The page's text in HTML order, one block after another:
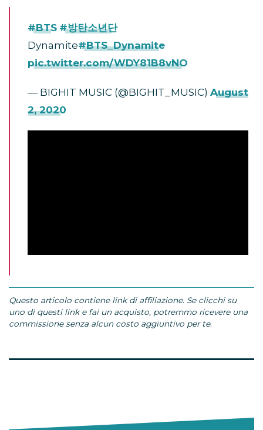
#BTS #방탄소년단
Dynamite#BTS_Dynamite
pic.twitter.com/WDY81B8vNO
— BIGHIT MUSIC (@BIGHIT_MUSIC) August
2, 2020
Questo articolo contiene link di affiliazione. Se clicchi su
uno di questi link e fai un acquisto, potremmo ricevere una
commissione senza alcun costo aggiuntivo per te.